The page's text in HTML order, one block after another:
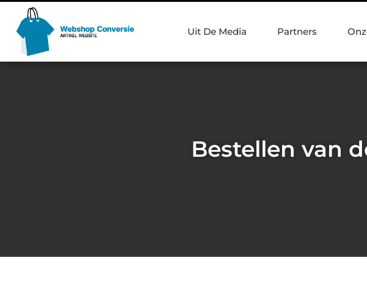
Uit De Media Partners
Bestellen van